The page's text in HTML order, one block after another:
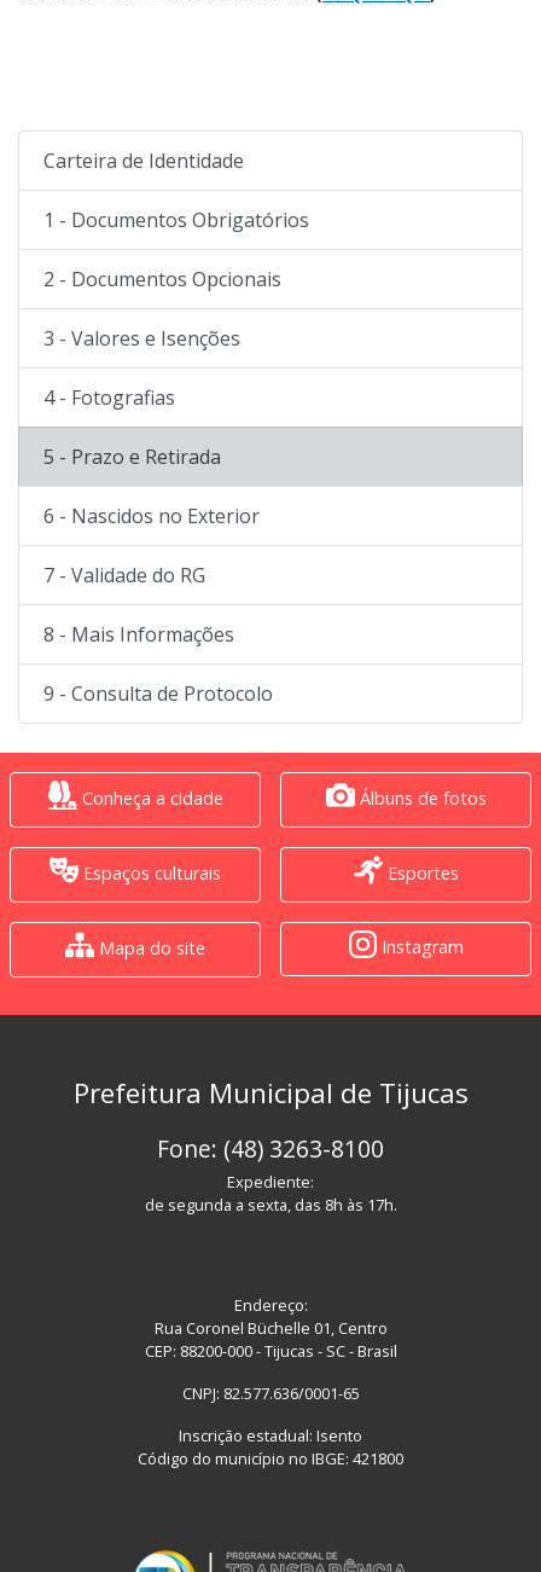
Carteira de Identidade
1 - Documentos Obrigatórios
2 - Documentos Opcionais
3 - Valores e Isenções
4 - Fotografias
5 - Prazo e Retirada
6 - Nascidos no Exterior
7 - Validade do RG
8 - Mais Informações
9 - Consulta de Protocolo
Conheça a cidade Álbuns de fotos
Espaços culturais Esportes
Mapa do site Instagram
Prefeitura Municipal de Tijucas
Fone: (48) 3263-8100
Expediente:
de segunda a sexta, das 8h às 17h.
Endereço:
Rua Coronel Büchelle 01, Centro
CEP: 88200-000 - Tijucas - SC - Brasil
CNPJ: 82.577.636/0001-65
Inscrição estadual: Isento
Código do município no IBGE: 421800